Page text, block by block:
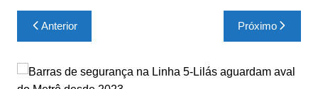
Navegação
de
Post
Anterior Próximo